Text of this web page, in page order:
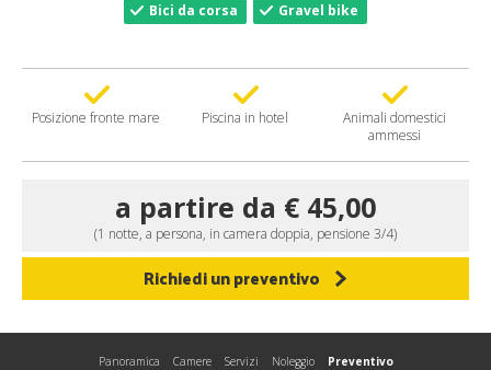
Bici da corsa Gravel bike
Posizione fronte mare Piscina in hotel
Animali domestici
ammessi
a partire da € 45,00
(1 notte, a persona, in camera doppia, pensione 3/4)
Richiedi un preventivo
Panoramica Camere Servizi Noleggio Preventivo